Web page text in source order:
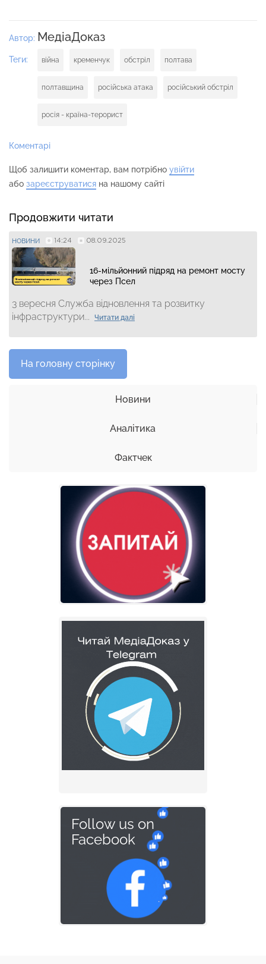
Автор: МедіаДоказ
Теги: війна кременчук обстріл полтава
полтавщина російська атака російський обстріл
росія - країна-терорист
Коментарі
Щоб залишити коментар, вам потрібно увійти
або зареєструватися на нашому сайті
Продовжити читати
НОВИНИ 14:24 08.09.2025
16-мільйонний підряд на ремонт мосту
через Псел
3 вересня Служба відновлення та розвитку
інфраструктури...
Читати далі
На головну сторінку
Новини
Аналітика
Фактчек
Follow us on
Facebook